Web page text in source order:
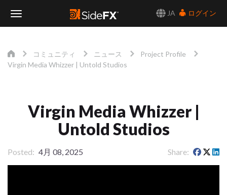
JA
ログイン
Navigationコミュニティ ニュース
Project Profile
Virgin Media Whizzer | Untold Studios
Virgin Media Whizzer |
Untold Studios
Posted 4月 08, 2025 Share